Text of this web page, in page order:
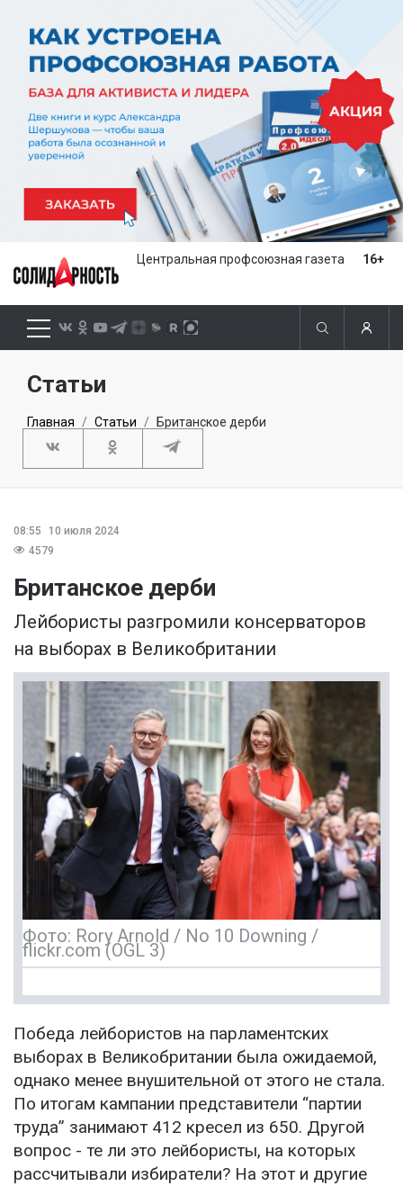
Центральная профсоюзная газета 16+
Статьи
Главная Статьи Британское дерби
08:55
10 июля 2024
4579
Британское дерби
Лейбористы разгромили консерваторов
на выборах в Великобритании
Фото: Rory Arnold / No 10 Downing /
flickr.com (OGL 3)
Победа лейбористов на парламентских
выборах в Великобритании была ожидаемой,
однако менее внушительной от этого не стала.
По итогам кампании представители “партии
труда” занимают 412 кресел из 650. Другой
вопрос - те ли это лейбористы, на которых
рассчитывали избиратели? На этот и другие